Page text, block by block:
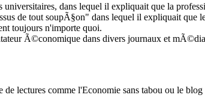
dans lequel il expliquait que la
de tout soupÃ§on" dans lequel il expliquait que
toujours n'importe quoi.
Ã©conomique dans divers journaux et
lectures comme l'Economie sans tabou ou le